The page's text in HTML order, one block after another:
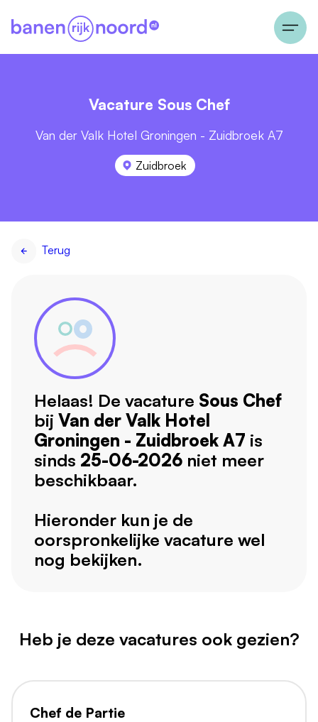
Vacature Sous Chef
Van der Valk Hotel Groningen - Zuidbroek A7
Zuidbroek
Terug
Helaas! De vacature Sous Chef
bij Van der Valk Hotel
Groningen - Zuidbroek A7 is
sinds 25-06-2026 niet meer
beschikbaar.
Hieronder kun je de
oorspronkelijke vacature wel
nog bekijken.
Heb je deze vacatures ook gezien?
Chef de Partie